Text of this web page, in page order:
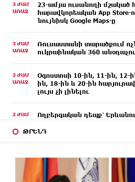
3 ԺԱՄ
ԱՌԱՋ
23-ամյա ուսանողի մշակած
հարավկորեական App Store-
նույնիսկ Google Maps-ը
3 ԺԱՄ
ԱՌԱՋ
Ռուսաստանի տարածքում
ուկրաինական 360
2 ԺԱՄ
ԱՌԱՋ
Օգոստոսի 10-ին, 11-ին, 12-
ին, 18-ին և 20-ին
լույս չի լինելու
2 ԺԱՄ
ԱՌԱՋ
Ողբերգական դեպք՝
տակ հայտնաբերվել է
2 ԺԱՄ
Հայհիդրոմետի տնօրենը
ԹՐԵՆԴ